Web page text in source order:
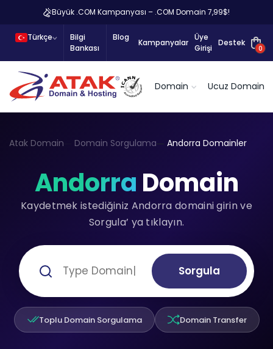
Büyük .COM Kampanyası – .COM Domain 7,99$!
Türkçe
Bilgi
Bankası
Blog
Kampanyalar
Üye
Girişi
Destek
0
Domain Ucuz Domain
Atak Domain Domain Sorgulama Andorra Domainler
Andorra Domain
Kaydetmek istediğiniz Andorra domaini girin ve
Sorgula’ ya tıklayın.
Sorgula
Toplu Domain Sorgulama Domain Transfer